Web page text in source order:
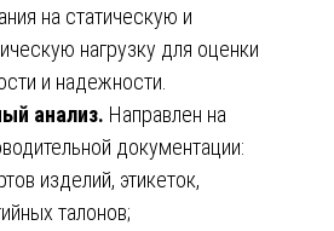
на статическую и
нагрузку для оценки
и надежности.
анализ. Направлен на
документации:
изделий, этикеток,
талонов;